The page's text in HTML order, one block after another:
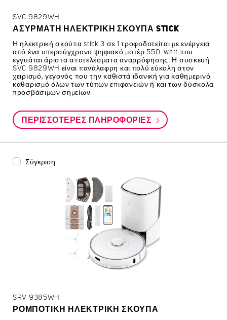
SVC 9829WH
ΑΣΎΡΜΑΤΗ ΗΛΕΚΤΡΙΚΉ ΣΚΟΎΠΑ STICK
Η ηλεκτρική σκούπα stick 3 σε 1 τροφοδοτείται με ενέργεια
από ένα υπερσύγχρονο ψηφιακό μοτέρ 550-watt που
εγγυάται άριστα αποτελέσματα αναρρόφησης. Η συσκευή
SVC 9829WH είναι πανάλαφρη και πολύ εύκολη στον
χειρισμό, γεγονός που την καθιστά ιδανική για καθημερινό
καθαρισμό όλων των τύπων επιφανειών ή και των δύσκολα
προσβάσιμων σημείων.
ΠΕΡΙΣΣΌΤΕΡΕΣ ΠΛΗΡΟΦΟΡΊΕΣ
Σύγκριση
SRV 9385WH
ΡΟΜΠΟΤΙΚΉ ΗΛΕΚΤΡΙΚΉ ΣΚΟΎΠΑ